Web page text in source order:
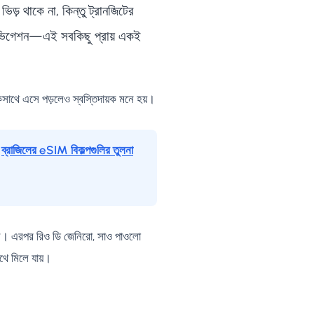
থাকে না, কিন্তু ট্রানজিটের
সবকিছু প্রায় একই
এসে পড়লেও স্বস্তিদায়ক মনে হয়।
ব্রাজিলের eSIM বিকল্পগুলির তুলনা
এরপর রিও ডি জেনিরো, সাও পাওলো
মিলে যায়।